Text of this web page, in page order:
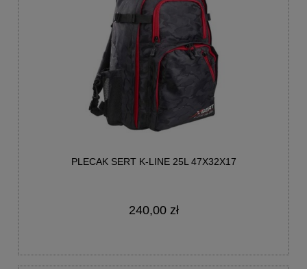
PLECAK SERT K-LINE 25L 47X32X17
240,00 zł